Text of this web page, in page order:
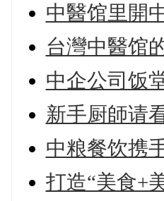
中醫馆里開
台灣中醫馆
中企公司饭
新手厨師请
中粮餐饮携
打造“美食+